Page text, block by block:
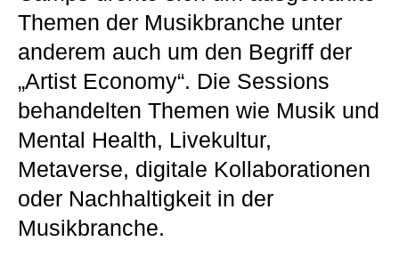
Themen der Musikbranche unter
anderem auch um den Begriff der
„Artist Economy“. Die Sessions
behandelten Themen wie Musik und
Mental Health, Livekultur,
Metaverse, digitale Kollaborationen
oder Nachhaltigkeit in der
Musikbranche.